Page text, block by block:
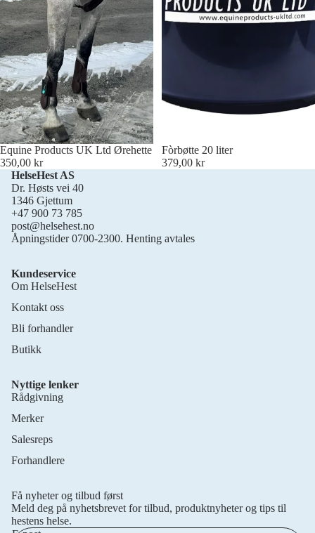
Equine Products UK Ltd Ørehette
350,00 kr
Fòrbøtte 20 liter
379,00 kr
HelseHest AS
Dr. Høsts vei 40
1346 Gjettum
+47 900 73 785
post@helsehest.no
Åpningstider 0700-2300. Henting avtales
Kundeservice
Om HelseHest
Kontakt oss
Bli forhandler
Butikk
Nyttige lenker
Rådgivning
Merker
Salesreps
Forhandlere
Få nyheter og tilbud først
Meld deg på nyhetsbrevet for tilbud, produktnyheter og tips til
hestens helse.
Personvernerklæring
Retningslinjer for angrerett
Vilkår for bruk